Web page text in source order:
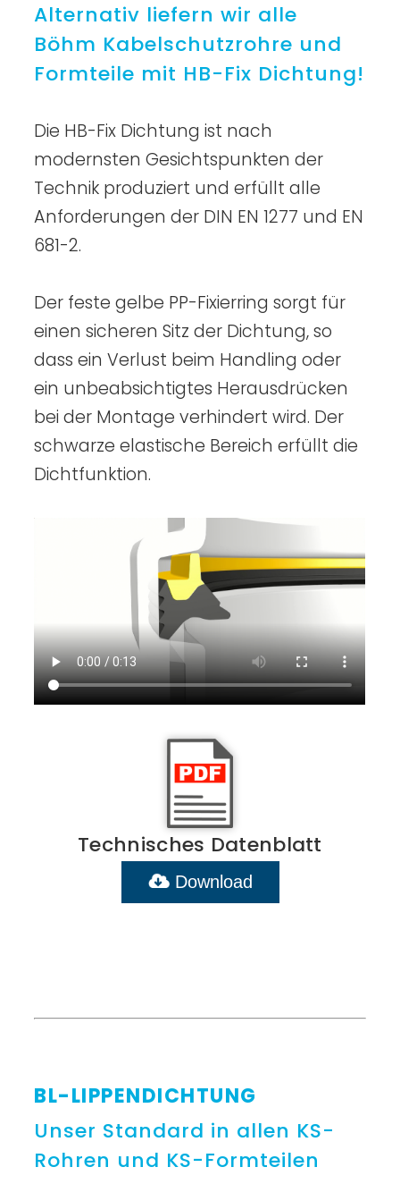
Alternativ liefern wir alle
Böhm Kabelschutzrohre und
Formteile mit HB-Fix Dichtung!
Die HB-Fix Dichtung ist nach
modernsten Gesichtspunkten der
Technik produziert und erfüllt alle
Anforderungen der DIN EN 1277 und EN
681-2.
Der feste gelbe PP-Fixierring sorgt für
einen sicheren Sitz der Dichtung, so
dass ein Verlust beim Handling oder
ein unbeabsichtigtes Herausdrücken
bei der Montage verhindert wird. Der
schwarze elastische Bereich erfüllt die
Dichtfunktion.
Technisches Datenblatt
Download
BL-LIPPENDICHTUNG
Unser Standard in allen KS-
Rohren und KS-Formteilen